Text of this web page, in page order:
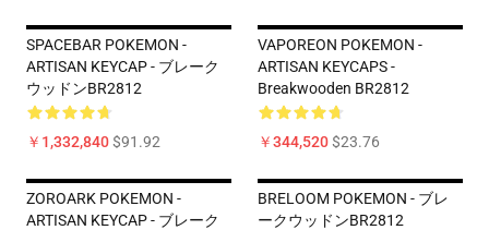
SPACEBAR POKEMON -
ARTISAN KEYCAP - ブレーク
ウッドンBR2812
￥1,332,840$91.92
VAPOREON POKEMON -
ARTISAN KEYCAPS -
Breakwooden BR2812
￥344,520$23.76
ZOROARK POKEMON -
ARTISAN KEYCAP - ブレーク
BRELOOM POKEMON - ブレ
ークウッドンBR2812